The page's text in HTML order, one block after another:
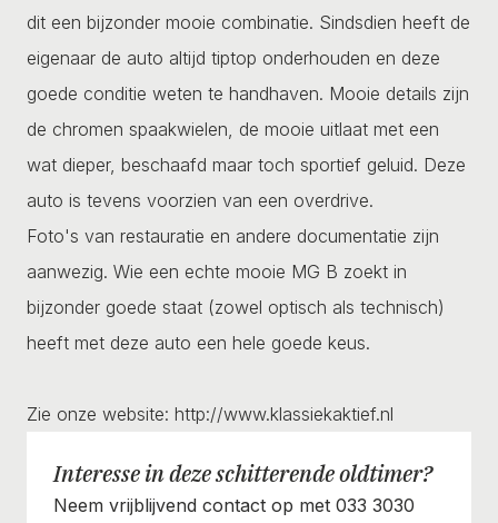
dit een bijzonder mooie combinatie. Sindsdien heeft de
eigenaar de auto altijd tiptop onderhouden en deze
goede conditie weten te handhaven. Mooie details zijn
de chromen spaakwielen, de mooie uitlaat met een
wat dieper, beschaafd maar toch sportief geluid. Deze
auto is tevens voorzien van een overdrive.
Foto's van restauratie en andere documentatie zijn
aanwezig. Wie een echte mooie MG B zoekt in
bijzonder goede staat (zowel optisch als technisch)
heeft met deze auto een hele goede keus.
Zie onze website: http://www.klassiekaktief.nl
Interesse in deze schitterende oldtimer?
Neem vrijblijvend contact op met 033 3030